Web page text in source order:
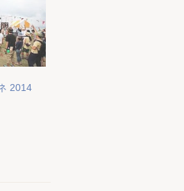
2014